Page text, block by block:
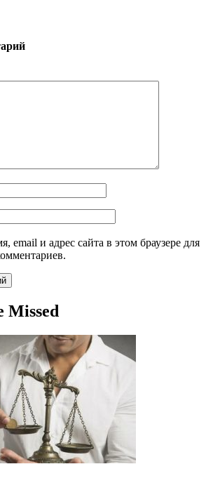
email и адрес сайта в этом браузере для
Missed